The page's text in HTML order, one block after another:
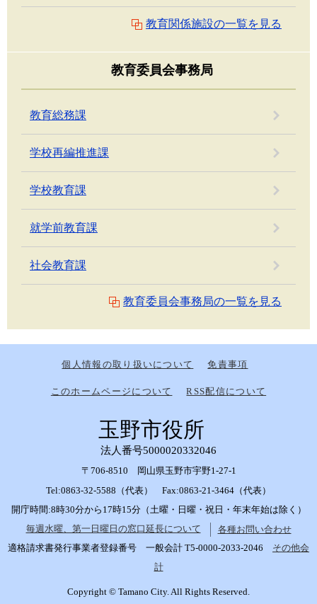
教育関係施設の一覧を見る
教育委員会事務局
教育総務課
学校再編推進課
学校教育課
就学前教育課
社会教育課
教育委員会事務局の一覧を見る
個人情報の取り扱いについて 免責事項
このホームページについて RSS配信について
玉野市役所
法人番号5000020332046
〒706-8510 岡山県玉野市宇野1-27-1
Tel:0863-32-5588（代表） Fax:0863-21-3464（代表）
開庁時間:8時30分から17時15分（土曜・日曜・祝日・年末年始は除く）
毎週水曜、第一日曜日の窓口延長について
各種お問い合わせ
適格請求書発行事業者登録番号 一般会計 T5-0000-2033-2046 その他会
計
Copyright © Tamano City. All Rights Reserved.